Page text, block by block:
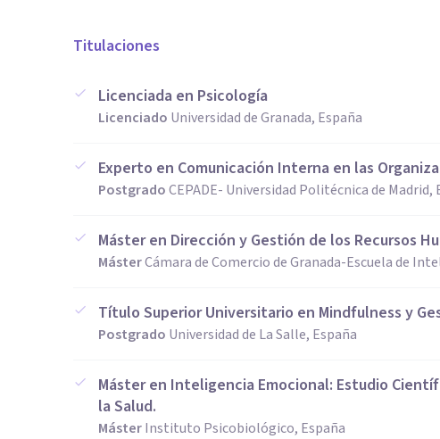
Titulaciones
Licenciada en Psicología
Licenciado Universidad de Granada, España
Experto en Comunicación Interna en las
PostgradoCEPADE- Universidad Politécnica de Madrid,
Máster en Dirección y Gestión de los Recursos
MásterCámara de Comercio de Granada-Escuela de
Título Superior Universitario en Mindfulness y
Postgrado Universidad de La Salle, España
Máster en Inteligencia Emocional: Estudio
la Salud.
MásterInstituto Psicobiológico, España